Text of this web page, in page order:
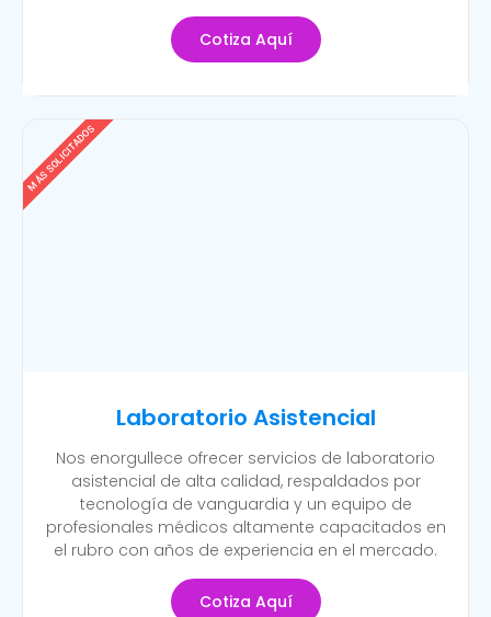
Cotiza Aquí
Laboratorio Asistencial
Nos enorgullece ofrecer servicios de laboratorio
asistencial de alta calidad, respaldados por
tecnología de vanguardia y un equipo de
profesionales médicos altamente capacitados en
el rubro con años de experiencia en el mercado.
Cotiza Aquí
MÁS SOLICITADOS